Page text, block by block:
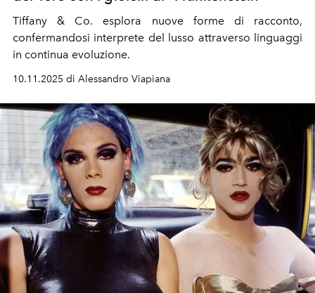
Tiffany & Co. esplora nuove forme di racconto,
confermandosi interprete del lusso attraverso linguaggi
in continua evoluzione.
10.11.2025 di Alessandro Viapiana